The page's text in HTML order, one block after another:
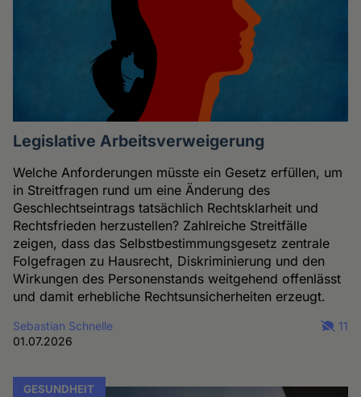
Legislative Arbeitsverweigerung
Welche Anforderungen müsste ein Gesetz erfüllen, um
in Streitfragen rund um eine Änderung des
Geschlechtseintrags tatsächlich Rechtsklarheit und
Rechtsfrieden herzustellen? Zahlreiche Streitfälle
zeigen, dass das Selbstbestimmungsgesetz zentrale
Folgefragen zu Hausrecht, Diskriminierung und den
Wirkungen des Personenstands weitgehend offenlässt
und damit erhebliche Rechtsunsicherheiten erzeugt.
Sebastian Schnelle
01.07.2026
11
GESUNDHEIT